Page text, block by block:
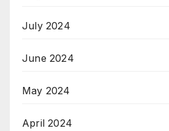
July 2024
June 2024
May 2024
April 2024